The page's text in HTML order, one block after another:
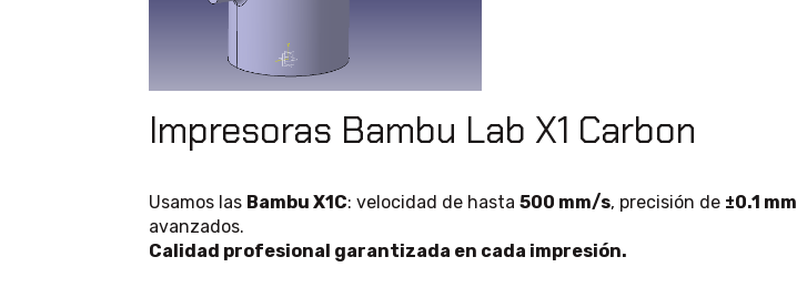
Impresoras Bambu Lab X1 Carbon
Usamos las Bambu X1C: velocidad de hasta 500 mm/s, precisión de ±0.1 mm
avanzados.
Calidad profesional garantizada en cada impresión.